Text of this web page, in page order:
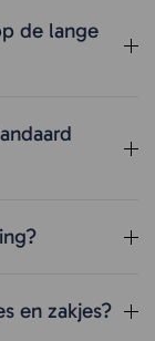
de lange
en zakjes?